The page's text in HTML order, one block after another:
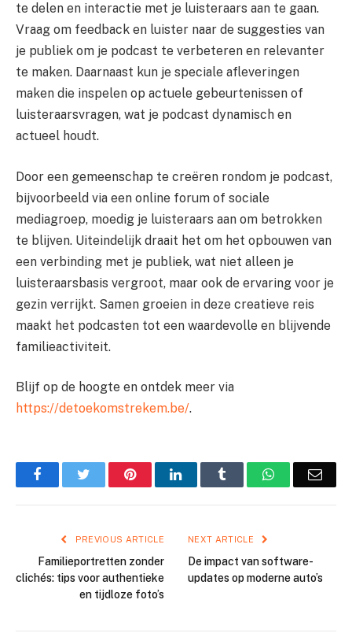
te delen en interactie met je luisteraars aan te gaan.
Vraag om feedback en luister naar de suggesties van
je publiek om je podcast te verbeteren en relevanter
te maken. Daarnaast kun je speciale afleveringen
maken die inspelen op actuele gebeurtenissen of
luisteraarsvragen, wat je podcast dynamisch en
actueel houdt.
Door een gemeenschap te creëren rondom je podcast,
bijvoorbeeld via een online forum of sociale
mediagroep, moedig je luisteraars aan om betrokken
te blijven. Uiteindelijk draait het om het opbouwen van
een verbinding met je publiek, wat niet alleen je
luisteraarsbasis vergroot, maar ook de ervaring voor je
gezin verrijkt. Samen groeien in deze creatieve reis
maakt het podcasten tot een waardevolle en blijvende
familieactiviteit.
Blijf op de hoogte en ontdek meer via
https://detoekomstrekem.be/.
FacebookTwitter PinterestLinkedIn Tumblr WhatsApp
PREVIOUS ARTICLE
Familieportretten zonder
clichés: tips voor authentieke
en tijdloze foto’s
NEXT ARTICLE
De impact van software-
updates op moderne auto’s